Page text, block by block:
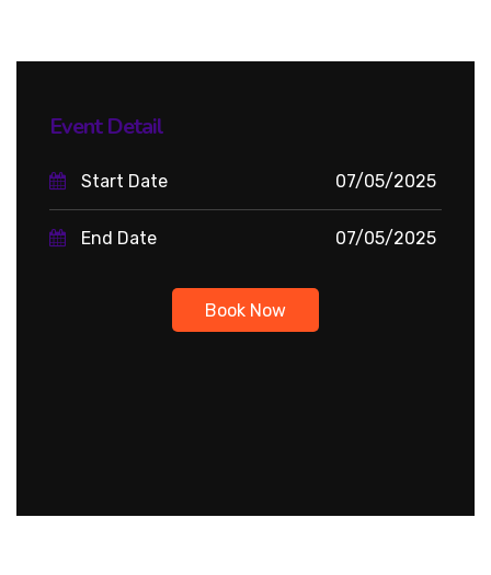
Event Detail
Start Date 07/05/2025
End Date 07/05/2025
Book Now